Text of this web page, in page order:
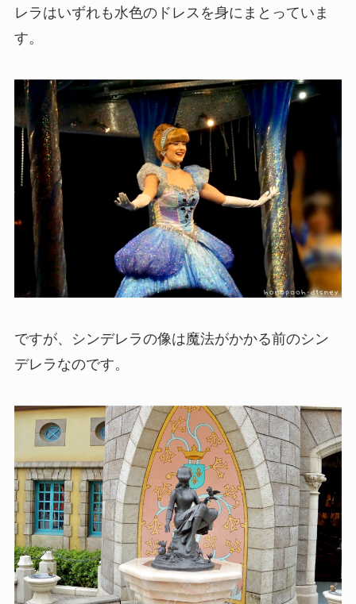
レラはいずれも水色のドレスを身にまとっていま
す。
ですが、シンデレラの像は魔法がかかる前のシン
デレラなのです。